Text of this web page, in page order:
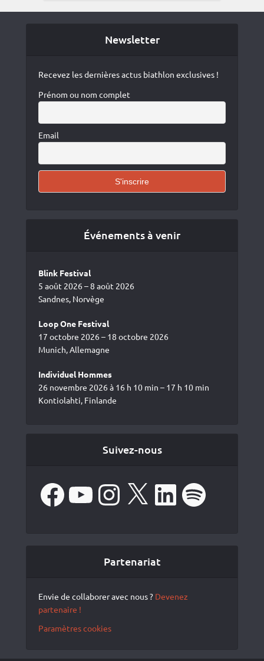
Newsletter
Recevez les dernières actus biathlon exclusives !
Prénom ou nom complet
Email
Événements à venir
Blink Festival
5 août 2026 – 8 août 2026
Sandnes, Norvège
Loop One Festival
17 octobre 2026 – 18 octobre 2026
Munich, Allemagne
Individuel Hommes
26 novembre 2026 à 16 h 10 min – 17 h 10 min
Kontiolahti, Finlande
Suivez-nous
FacebookYouTube Instagram LinkedIn Spotify
Partenariat
Envie de collaborer avec nous ? Devenez
partenaire !
Paramètres cookies